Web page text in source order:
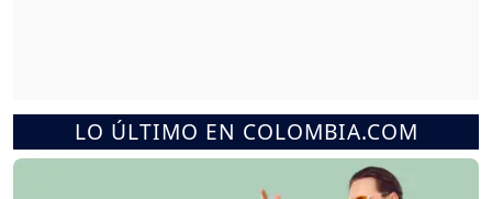
LO ÚLTIMO EN COLOMBIA.COM